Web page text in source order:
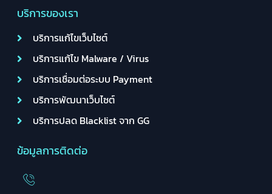
บริการของเรา
บริการแก้ไขเว็บไซต์
บริการแก้ไข Malware / Virus
บริการเชื่อมต่อระบบ Payment
บริการพัฒนาเว็บไซต์
บริการปลด Blacklist จาก GG
ข้อมูลการติดต่อ